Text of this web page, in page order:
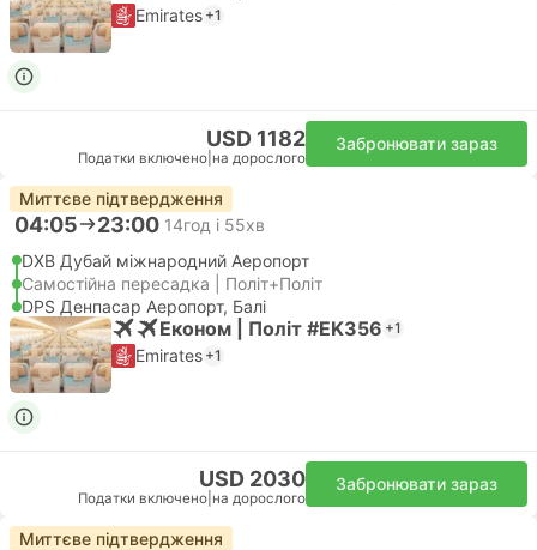
Emirates +1
USD 1182
Податки включено на дорослого
Забронювати зараз
Миттєве підтвердження
04:05 23:00 14год і 55хв
DXB Дубай міжнародний Аеропорт
Самостійна пересадка | Політ+Політ
DPS Денпасар Аеропорт, Балі
Економ | Політ #EK356 +1
Emirates +1
USD 2030
Податки включено на дорослого
Забронювати зараз
Миттєве підтвердження